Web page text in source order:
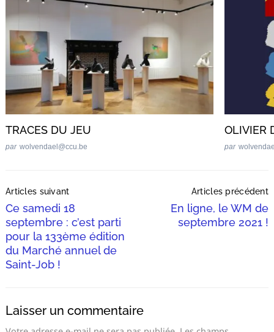
TRACES DU JEU
par wolvendael@ccu.be
OLIVIER
par
Navigation
Articles suivant
Ce samedi 18
septembre : c’est parti
pour la 133ème édition
du Marché annuel de
Saint-Job !
Articles précédent
En ligne, le WM de
septembre 2021 !
Laisser un commentaire